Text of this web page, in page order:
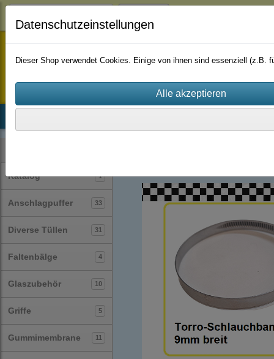
staufenbiel-berlin
Katalog 1
Anschlagpuffer 33
Diverse Tüllen 31
Faltenbälge 4
Glaszubehör 10
Griffe 5
Gummimembrane 11
Datenschutzeinstellungen
Dieser Shop verwendet Cookies. Einige von ihnen sind essenziell (z.B.